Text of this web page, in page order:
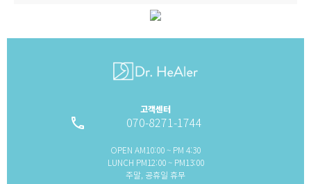
고객센터
local_phone 070-8271-1744
OPEN AM10:00 ~ PM 4:30
LUNCH PM12:00 ~ PM13:00
주말, 공휴일 휴무